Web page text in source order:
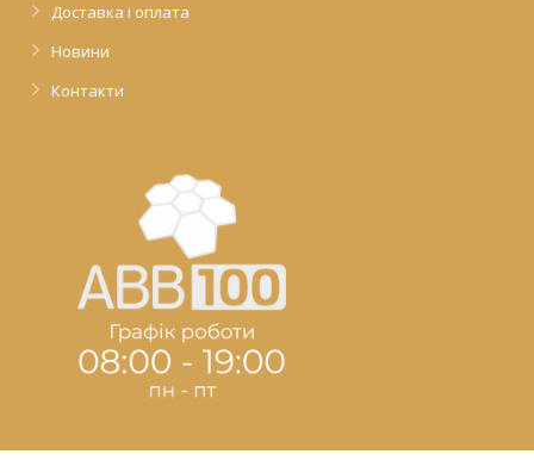
Доставка і оплата
Новини
Контакти